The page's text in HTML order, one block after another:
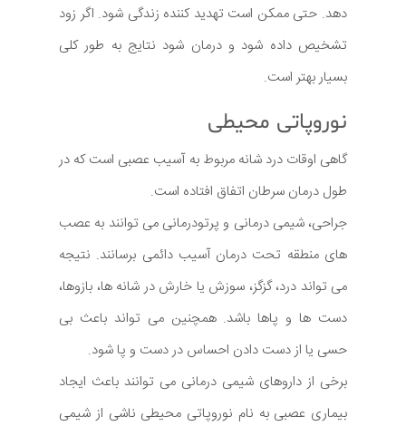
دهد. حتی ممکن است تهدید کننده زندگی شود. اگر زود
تشخیص داده شود و درمان شود نتایج به طور کلی
بسیار بهتر است.
نوروپاتی محیطی
گاهی اوقات درد شانه مربوط به آسیب عصبی است که در
طول درمان سرطان اتفاق افتاده است.
جراحی، شیمی درمانی و پرتودرمانی می توانند به عصب
های منطقه تحت درمان آسیب دائمی برسانند. نتیجه
می تواند درد، گزگز، سوزش یا خارش در شانه ها، بازوها،
دست ها و پاها باشد. همچنین می تواند باعث بی
حسی یا از دست دادن احساس در دست و پا شود.
برخی از داروهای شیمی درمانی می توانند باعث ایجاد
بیماری عصبی به نام نوروپاتی محیطی ناشی از شیمی